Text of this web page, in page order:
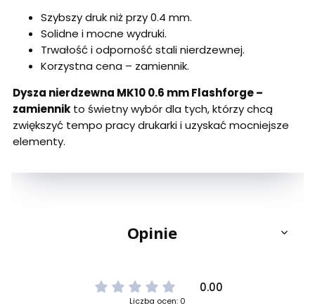
Szybszy druk niż przy 0.4 mm.
Solidne i mocne wydruki.
Trwałość i odporność stali nierdzewnej.
Korzystna cena – zamiennik.
Dysza nierdzewna MK10 0.6 mm Flashforge –
zamiennik to świetny wybór dla tych, którzy chcą
zwiększyć tempo pracy drukarki i uzyskać mocniejsze
elementy.
Opinie
0.00
Liczba ocen: 0